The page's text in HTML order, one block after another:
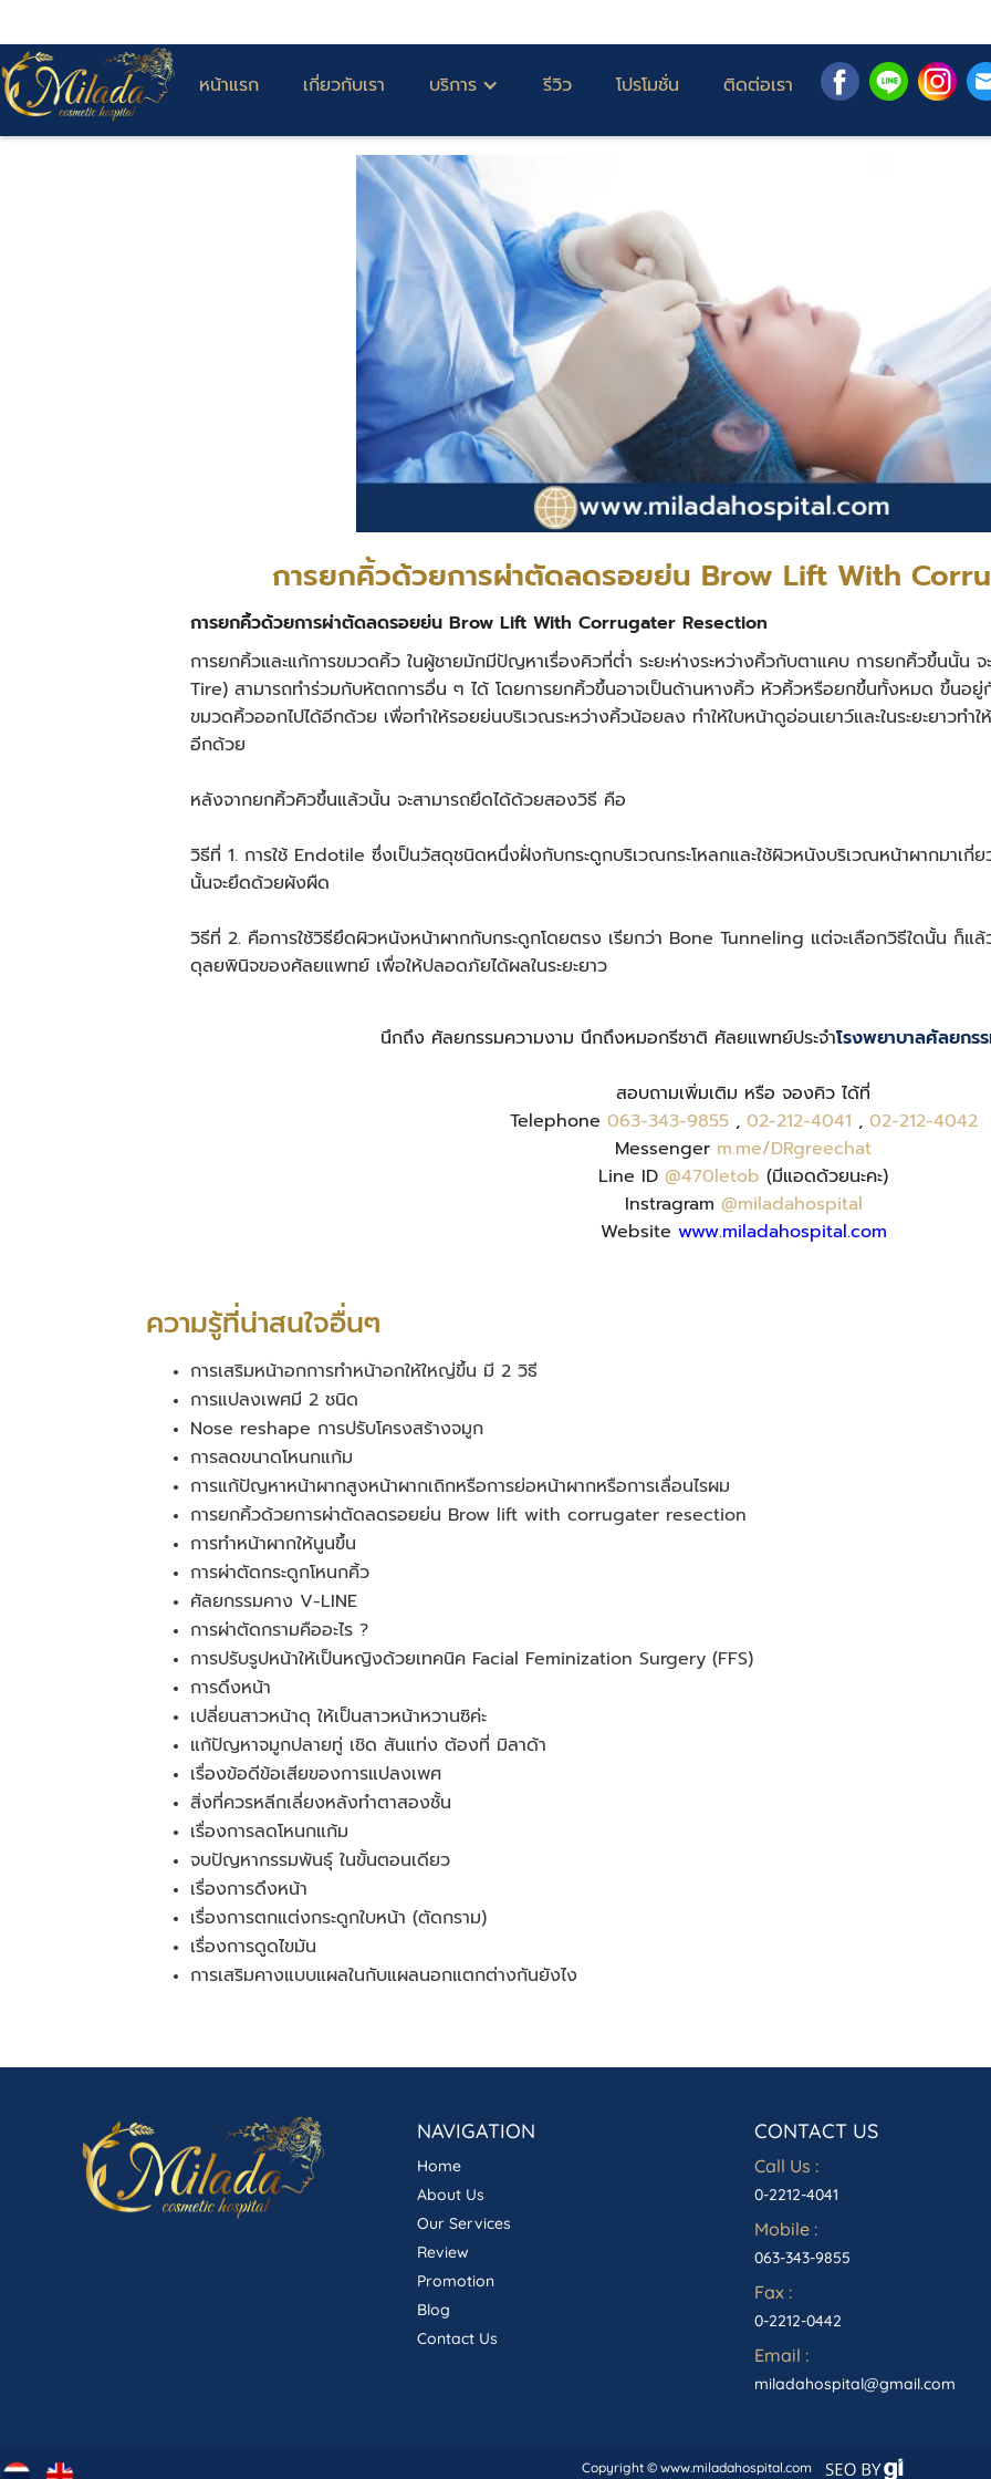
หน้าแรก เกี่ยวกับเรา บริการ รีวิว โปรโมชั่น ติดต่อเรา
การยกคิ้วด้วยการผ่าตัดลดรอยย่น Brow Lift With
การยกคิ้วด้วยการผ่าตัดลดรอยย่น Brow Lift With Corrugater Resection
การยกคิ้วและแก้การขมวดคิ้ว ในผู้ชายมักมีปัญหาเรื่องคิวที่ต่ำ ระยะห่างระหว่างคิ้วกับตาแคบ การยกคิ้วขึ้นนั้น
Tire) สามารถทำร่วมกับหัตถการอื่น ๆ ได้ โดยการยกคิ้วขึ้นอาจเป็นด้านหางคิ้ว หัวคิ้วหรือยกขึ้นทั้งหมด ขึ้นอ
ขมวดคิ้วออกไปได้อีกด้วย เพื่อทำให้รอยย่นบริเวณระหว่างคิ้วน้อยลง ทำให้ใบหน้าดูอ่อนเยาว์และในระยะยาวทำ
อีกด้วย
หลังจากยกคิ้วคิวขึ้นแล้วนั้น จะสามารถยึดได้ด้วยสองวิธี คือ
วิธีที่ 1. การใช้ Endotile ซึ่งเป็นวัสดุชนิดหนึ่งฝั่งกับกระดูกบริเวณกระโหลกและใช้ผิวหนังบริเวณหน้าผากมาเกี่
นั้นจะยึดด้วยผังผืด
วิธีที่ 2. คือการใช้วิธียึดผิวหนังหน้าผากกับกระดูกโดยตรง เรียกว่า Bone Tunneling แต่จะเลือกวิธีใดนั้น ก็แ
ดุลยพินิจของศัลยแพทย์ เพื่อให้ปลอดภัยได้ผลในระยะยาว
นึกถึง ศัลยกรรมความงาม นึกถึงหมอกรีชาติ ศัลยแพทย์ประจำโรงพยาบาลศัลยกร
สอบถามเพิ่มเติม หรือ จองคิว ได้ที่
Telephone 063-343-9855 , 02-212-4041 , 02-212-4042
Messenger m.me/DRgreechat
Line ID @470letob (มีแอดด้วยนะคะ)
Instragram @miladahospital
Website www.miladahospital.com
ความรู้ที่น่าสนใจอื่นๆ
การเสริมหน้าอกการทำหน้าอกให้ใหญ่ขึ้น มี 2 วิธี
การแปลงเพศมี 2 ชนิด
Nose reshape การปรับโครงสร้างจมูก
การลดขนาดโหนกแก้ม
การแก้ปัญหาหน้าผากสูงหน้าผากเถิกหรือการย่อหน้าผากหรือการเลื่อนไรผม
การยกคิ้วด้วยการผ่าตัดลดรอยย่น Brow lift with corrugater resection
การทำหน้าผากให้นูนขึ้น
การผ่าตัดกระดูกโหนกคิ้ว
ศัลยกรรมคาง V-LINE
การผ่าตัดกรามคืออะไร ?
การปรับรูปหน้าให้เป็นหญิงด้วยเทคนิค Facial Feminization Surgery (FFS)
การดึงหน้า
เปลี่ยนสาวหน้าดุ ให้เป็นสาวหน้าหวานซิค่ะ
แก้ปัญหาจมูกปลายทู่ เชิด สันแท่ง ต้องที่ มิลาด้า
เรื่องข้อดีข้อเสียของการแปลงเพศ
สิ่งที่ควรหลีกเลี่ยงหลังทำตาสองชั้น
เรื่องการลดโหนกแก้ม
จบปัญหากรรมพันธุ์ ในขั้นตอนเดียว
เรื่องการดึงหน้า
เรื่องการตกแต่งกระดูกใบหน้า (ตัดกราม)
เรื่องการดูดไขมัน
การเสริมคางแบบแผลในกับแผลนอกแตกต่างกันยังไง
NAVIGATION
Home
About Us
Our Services
Review
Promotion
Blog
Contact Us
CONTACT US
Call Us :
0-2212-4041
Mobile :
063-343-9855
Fax :
0-2212-0442
Email :
miladahospital@gmail.com
Copyright © www.miladahospital.com